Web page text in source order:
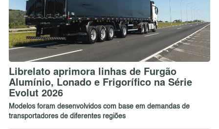
Librelato aprimora linhas de Furgão
Alumínio, Lonado e Frigorífico na Série
Evolut 2026
Modelos foram desenvolvidos com base em demandas de
transportadores de diferentes regiões